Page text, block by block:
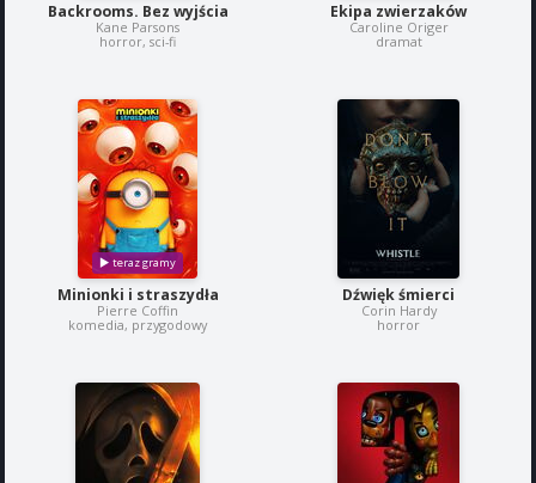
Backrooms. Bez wyjścia
Kane Parsons
horror, sci-fi
Ekipa zwierzaków
Caroline Origer
dramat
Minionki i straszydła
Pierre Coffin
komedia, przygodowy
Dźwięk śmierci
Corin Hardy
horror